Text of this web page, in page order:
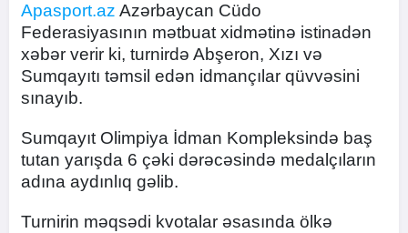
Apasport.az Azərbaycan Cüdo
Federasiyasının mətbuat xidmətinə istinadən
xəbər verir ki, turnirdə Abşeron, Xızı və
Sumqayıtı təmsil edən idmançılar qüvvəsini
sınayıb.
Sumqayıt Olimpiya İdman Kompleksində baş
tutan yarışda 6 çəki dərəcəsində medalçıların
adına aydınlıq gəlib.
Turnirin məqsədi kvotalar əsasında ölkə